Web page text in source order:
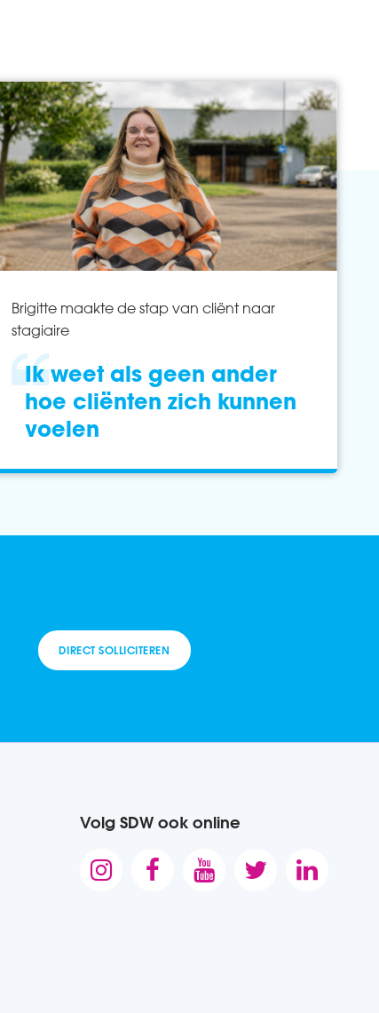
Brigitte maakte de stap van cliënt naar
stagiaire
Ik weet als geen ander
hoe cliënten zich kunnen
voelen
DIRECT SOLLICITEREN
Volg SDW ook online
    